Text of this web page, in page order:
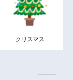
クリスマス